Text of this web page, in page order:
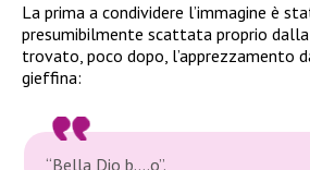
La prima a condividere l’immagine è
presumibilmente scattata proprio dalla
trovato, poco dopo, l’apprezzamento
gieffina:
“Bella Dio b….o”.